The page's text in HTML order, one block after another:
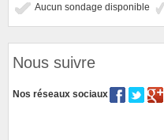
Aucun sondage disponible
Nous suivre
Nos réseaux sociaux